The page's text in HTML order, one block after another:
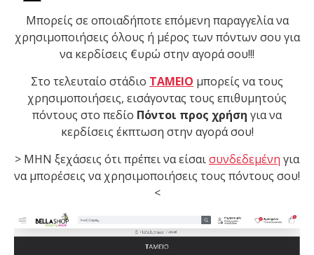
Μπορείς σε οποιαδήποτε επόμενη παραγγελία να
χρησιμοποιήσεις όλους ή μέρος των πόντων σου για
να κερδίσεις €υρώ στην αγορά σου!!!
Στο τελευταίο στάδιο ΤΑΜΕΙΟ μπορείς να τους
χρησιμοποιήσεις, εισάγοντας τους επιθυμητούς
πόντους στο πεδίο Πόντοι προς χρήση για να
κερδίσεις έκπτωση στην αγορά σου!
> ΜΗΝ ξεχάσεις ότι πρέπει να είσαισυνδεδεμένη για
να μπορέσεις να χρησιμοποιήσεις τους πόντους σου!
<